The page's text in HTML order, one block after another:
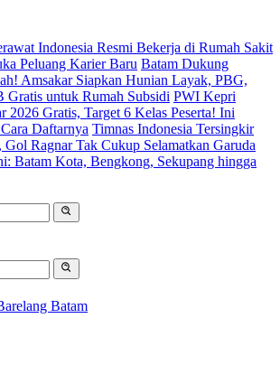
Indonesia Resmi Bekerja di Rumah Sakit
Peluang Karier Baru Batam Dukung
Amsakar Siapkan Hunian Layak, PBG,
untuk Rumah Subsidi PWI Kepri
2026 Gratis, Target 6 Kelas Peserta! Ini
Daftarnya Timnas Indonesia Tersingkir
Ragnar Tak Cukup Selamatkan Garuda
Batam Kota, Bengkong, Sekupang hingga